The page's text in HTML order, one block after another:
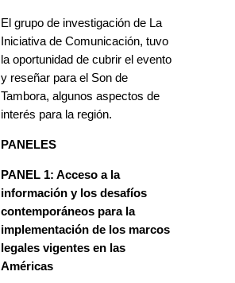
El grupo de investigación de La
Iniciativa de Comunicación, tuvo
la oportunidad de cubrir el evento
y reseñar para el Son de
Tambora, algunos aspectos de
interés para la región.
PANELES
PANEL 1: Acceso a la
información y los desafíos
contemporáneos para la
implementación de los marcos
legales vigentes en las
Américas